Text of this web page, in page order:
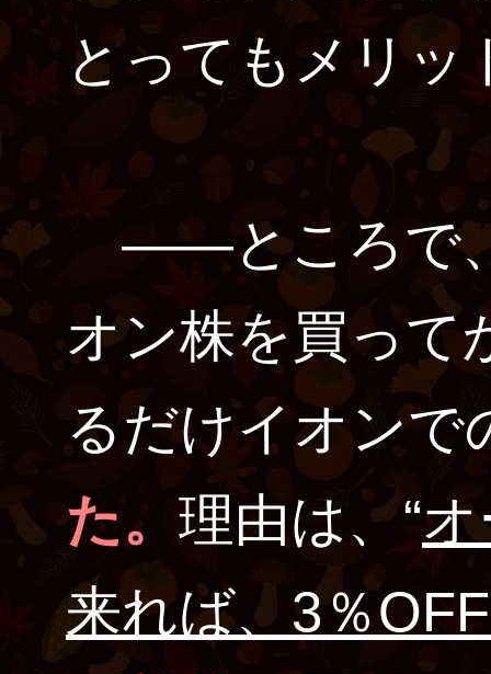
とってもメリッ
――ところで
オン株を買って
るだけイオンで
た。 理由は、“
来れば、3％